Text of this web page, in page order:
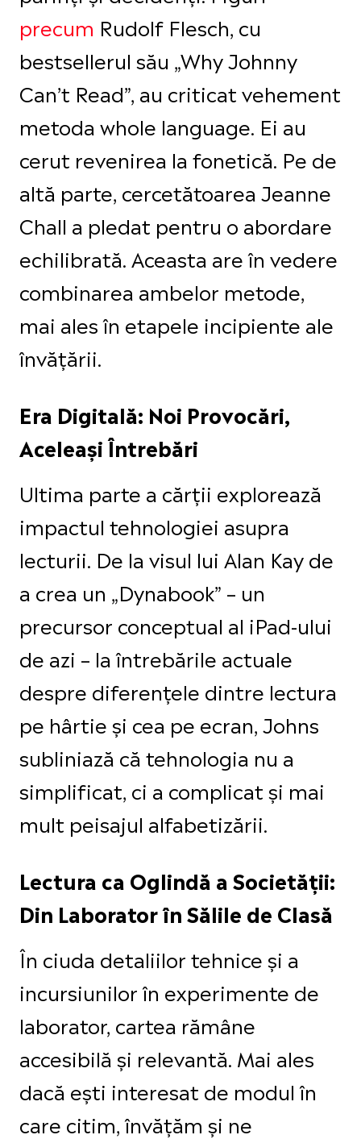
precum Rudolf Flesch, cu
bestsellerul său „Why Johnny
Can’t Read”, au criticat vehement
metoda whole language. Ei au
cerut revenirea la fonetică. Pe de
altă parte, cercetătoarea Jeanne
Chall a pledat pentru o abordare
echilibrată. Aceasta are în vedere
combinarea ambelor metode,
mai ales în etapele incipiente ale
învățării.
Era Digitală: Noi Provocări,
Aceleași Întrebări
Ultima parte a cărții explorează
impactul tehnologiei asupra
lecturii. De la visul lui Alan Kay de
a crea un „Dynabook” – un
precursor conceptual al iPad-ului
de azi – la întrebările actuale
despre diferențele dintre lectura
pe hârtie și cea pe ecran, Johns
subliniază că tehnologia nu a
simplificat, ci a complicat și mai
mult peisajul alfabetizării.
Lectura ca Oglindă a Societății:
Din Laborator în Sălile de Clasă
În ciuda detaliilor tehnice și a
incursiunilor în experimente de
laborator, cartea rămâne
accesibilă și relevantă. Mai ales
dacă ești interesat de modul în
care citim, învățăm și ne